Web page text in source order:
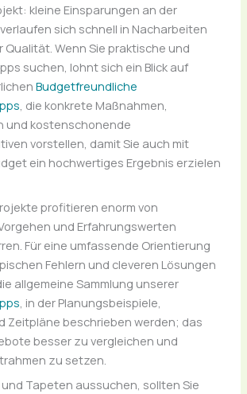
kleine Einsparungen an der
sich schnell in Nacharbeiten
Wenn Sie praktische und
suchen, lohnt sich ein Blick auf
Budgetfreundliche
, die konkrete Maßnahmen,
und kostenschonende
vorstellen, damit Sie auch mit
ein hochwertiges Ergebnis erzielen
profitieren enorm von
und Erfahrungswerten
Für eine umfassende Orientierung
Fehlern und cleveren Lösungen
allgemeine Sammlung unserer
, in der Planungsbeispiele,
Zeitpläne beschrieben werden; das
besser zu vergleichen und
zu setzen.
und Tapeten aussuchen, sollten Sie